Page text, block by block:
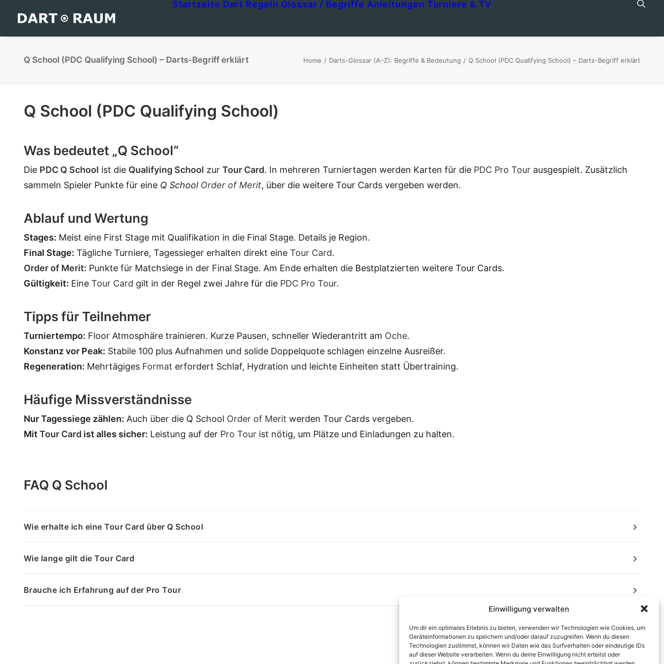
Einwilligung verwalten
Um dir ein optimales Erlebnis zu bieten, verwenden wir Technologien wie Cookies, um
Geräteinformationen zu speichern und/oder darauf zuzugreifen. Wenn du diesen
Technologien zustimmst, können wir Daten wie das Surfverhalten oder eindeutige IDs
auf dieser Website verarbeiten. Wenn du deine Einwilligung nicht erteilst oder
Startseite Dart Regeln Glossar / Begriffe Anleitungen Turniere & TV
Q School (PDC Qualifying School) – Darts-Begriff erklärt Home Darts-Glossar (A–Z): Begriffe & Bedeutung Q School (PDC Qualifying School) – Darts-Begriff erklärt
Q School (PDC Qualifying School)
Was bedeutet „Q School“
Die PDC Q School ist die Qualifying School zur Tour Card. In mehreren Turniertagen werden Karten für die PDC Pro Tour ausgespielt. Zusätzlich
sammeln Spieler Punkte für eine Q School Order of Merit, über die weitere Tour Cards vergeben werden.
Ablauf und Wertung
Stages: Meist eine First Stage mit Qualifikation in die Final Stage. Details je Region.
Final Stage: Tägliche Turniere, Tagessieger erhalten direkt eine Tour Card.
Order of Merit: Punkte für Matchsiege in der Final Stage. Am Ende erhalten die Bestplatzierten weitere Tour Cards.
Gültigkeit: Eine Tour Card gilt in der Regel zwei Jahre für die PDC Pro Tour.
Tipps für Teilnehmer
Turniertempo: Floor Atmosphäre trainieren. Kurze Pausen, schneller Wiederantritt am Oche.
Konstanz vor Peak: Stabile 100 plus Aufnahmen und solide Doppelquote schlagen einzelne Ausreißer.
Regeneration: Mehrtägiges Format erfordert Schlaf, Hydration und leichte Einheiten statt Übertraining.
Häufige Missverständnisse
Nur Tagessiege zählen: Auch über die Q School Order of Merit werden Tour Cards vergeben.
Mit Tour Card ist alles sicher: Leistung auf der Pro Tour ist nötig, um Plätze und Einladungen zu halten.
FAQ Q School
Wie erhalte ich eine Tour Card über Q School
Wie lange gilt die Tour Card
Brauche ich Erfahrung auf der Pro Tour